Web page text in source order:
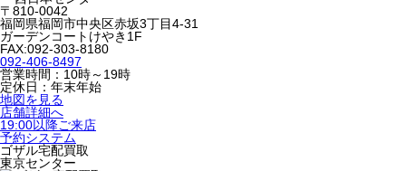
〒810-0042
福岡県福岡市中央区赤坂3丁目4-31
ガーデンコートけやき1F
FAX:092-303-8180
092-406-8497
営業時間：10時～19時
定休日：年末年始
地図を見る
店舗詳細へ
19:00以降ご来店
予約システム
ゴザル宅配買取
東京センター